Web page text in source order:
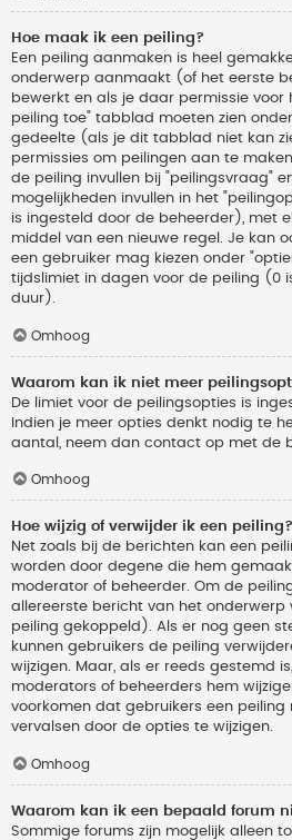
Hoe maak ik een peiling?
Een peiling aanmaken is heel
onderwerp aanmaakt (of het eerste
bewerkt en als je daar permissie voor
peiling toe" tabblad moeten zien
gedeelte (als je dit tabblad niet kan
permissies om peilingen aan te
de peiling invullen bij "peilingsvraag"
mogelijkheden invullen in het
is ingesteld door de beheerder), met
middel van een nieuwe regel. Je kan
een gebruiker mag kiezen onder
tijdslimiet in dagen voor de peiling (0
duur).
Omhoog
Waarom kan ik niet meer
De limiet voor de peilingsopties is
Indien je meer opties denkt nodig te
aantal, neem dan contact op met de
Omhoog
Hoe wijzig of verwijder ik een peiling?
Net zoals bij de berichten kan een
worden door degene die hem
moderator of beheerder. Om de
allereerste bericht van het onderwerp
peiling gekoppeld). Als er nog geen
kunnen gebruikers de peiling
wijzigen. Maar, als er reeds gestemd
moderators of beheerders hem
voorkomen dat gebruikers een peiling
vervalsen door de opties te wijzigen.
Omhoog
Waarom kan ik een bepaald forum
Sommige forums zijn mogelijk alleen